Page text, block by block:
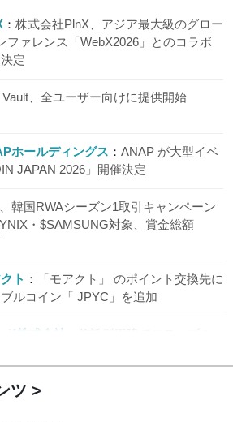
株式会社PlnX、アジア最大級のグロー
ファレンス「WebX2026」とのコラボ
定
、全ユーザー向けに提供開始
ホールディングス
ANAP が大型イベ
JAPAN 2026」開催決定
韓国RWAシーズン1取引キャンペーン
・$SAMSUNG対象、賞金総額
ト
「モアクト」 のポイント交換先に
ルコイン「 JPYC」を追加
ド株式会社
信託型円建てステーブル
ツ